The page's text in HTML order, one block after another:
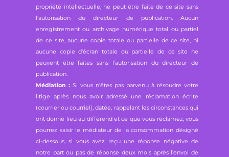
propriété intellectuelle, ne peut être faite de ce site sans
l’autorisation du directeur de publication. Aucun
enregistrement ou archivage numérique total ou partiel
de ce site, aucune copie totale ou partielle de ce site, ni
aucune copie d'écran totale ou partielle de ce site ne
peuvent être faites sans l’autorisation du directeur de
publication.
Médiation : Si vous n’êtes pas parvenu à résoudre votre
litige après nous avoir adressé une réclamation écrite
(courrier ou courriel), datée, rappelant les circonstances qui
ont donné lieu au différend et ce que vous réclamez, vous
pourrez saisir le médiateur de la consommation désigné
ci-dessous, si vous avez reçu une réponse négative de
notre part ou pas de réponse deux mois après l’envoi de